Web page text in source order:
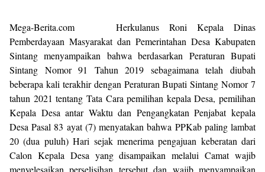
Mega-Berita.com Herkulanus Roni Kepala Dinas
Pemberdayaan Masyarakat dan Pemerintahan Desa Kabupaten
Sintang menyampaikan bahwa berdasarkan Peraturan Bupati
Sintang Nomor 91 Tahun 2019 sebagaimana telah diubah
beberapa kali terakhir dengan Peraturan Bupati Sintang Nomor 7
tahun 2021 tentang Tata Cara pemilihan kepala Desa, pemilihan
Kepala Desa antar Waktu dan Pengangkatan Penjabat kepala
Desa Pasal 83 ayat (7) menyatakan bahwa PPKab paling lambat
20 (dua puluh) Hari sejak menerima pengajuan keberatan dari
Calon Kepala Desa yang disampaikan melalui Camat wajib
menyelesaikan perselisihan tersebut dan wajib menyampaikan